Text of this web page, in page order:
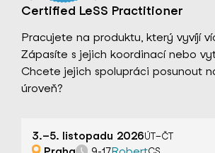
Certified LeSS Practitioner
Pracujete na produktu, který vyvíjí
Zápasíte s jejich koordinací nebo
Chcete jejich spolupráci posunout
úroveň?
3.–5. listopadu 2026ÚT–ČT